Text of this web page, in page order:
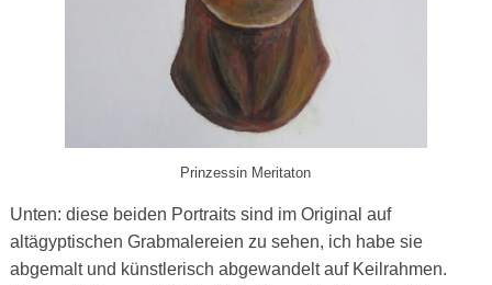
Prinzessin Meritaton
Unten: diese beiden Portraits sind im Original auf
altägyptischen Grabmalereien zu sehen, ich habe sie
abgemalt und künstlerisch abgewandelt auf Keilrahmen.